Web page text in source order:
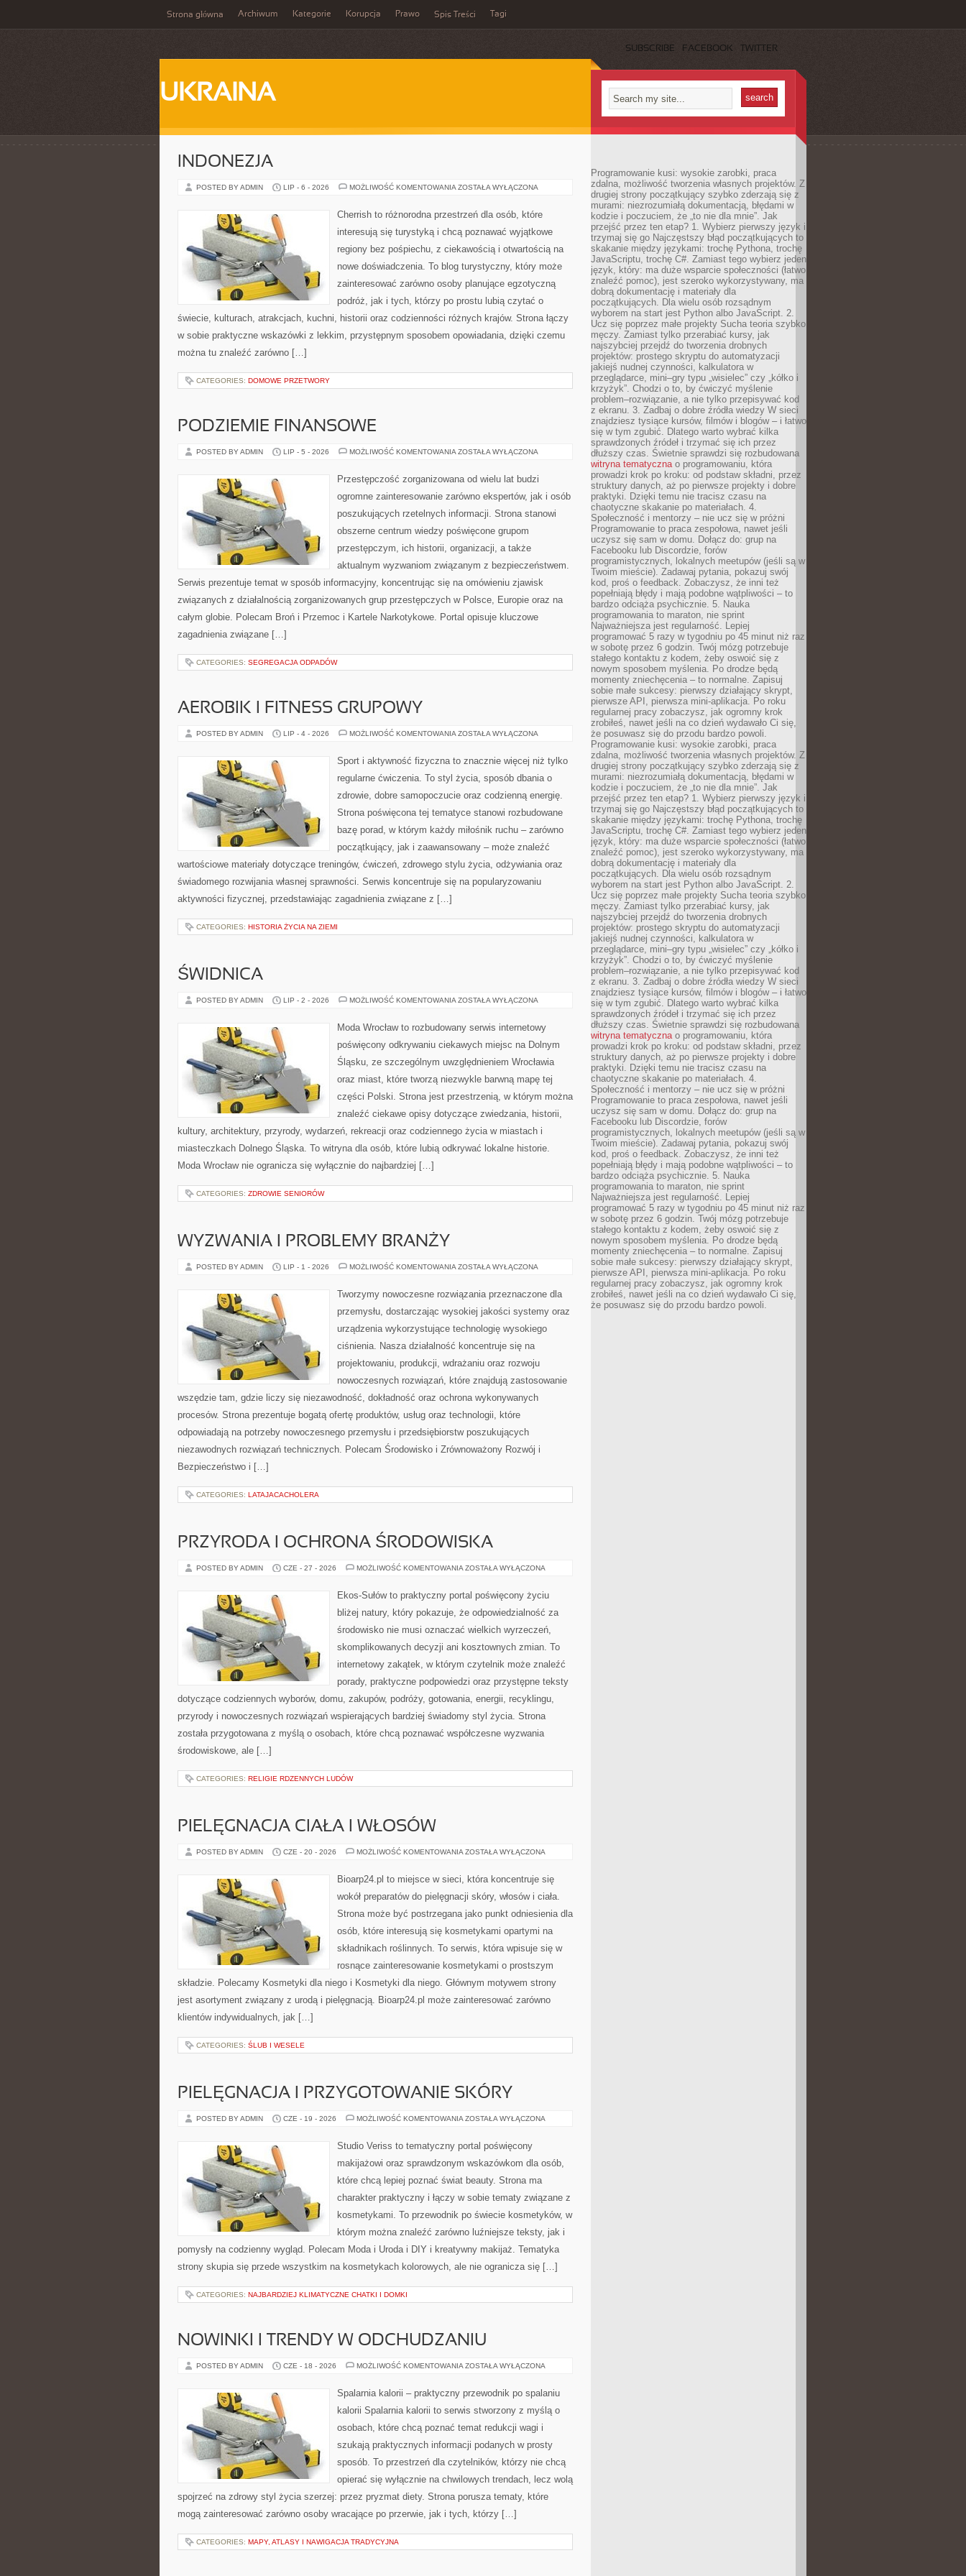
Strona główna Archiwum Kategorie Korupcja Prawo Spis Treści Tagi
SUBSCRIBE FACEBOOK TWITTER
UKRAINA
INDONEZJA
POSTED BY ADMIN LIP - 6 - 2026 MOŻLIWOŚĆ KOMENTOWANIA INDONEZJA
ZOSTAŁA WYŁĄCZONA
Cherrish to różnorodna przestrzeń dla osób, które
interesują się turystyką i chcą poznawać wyjątkowe
regiony bez pośpiechu, z ciekawością i otwartością na
nowe doświadczenia. To blog turystyczny, który może
zainteresować zarówno osoby planujące egzotyczną
podróż, jak i tych, którzy po prostu lubią czytać o
świecie, kulturach, atrakcjach, kuchni, historii oraz codzienności różnych krajów. Strona łączy
w sobie praktyczne wskazówki z lekkim, przystępnym sposobem opowiadania, dzięki czemu
można tu znaleźć zarówno […]
CATEGORIES: DOMOWE PRZETWORY
PODZIEMIE FINANSOWE
POSTED BY ADMIN LIP - 5 - 2026 MOŻLIWOŚĆ KOMENTOWANIA PODZIEMIE
ZOSTAŁA WYŁĄCZONA
Przestępczość zorganizowana od wielu lat budzi
ogromne zainteresowanie zarówno ekspertów, jak i osób
poszukujących rzetelnych informacji. Strona stanowi
obszerne centrum wiedzy poświęcone grupom
przestępczym, ich historii, organizacji, a także
aktualnym wyzwaniom związanym z bezpieczeństwem.
Serwis prezentuje temat w sposób informacyjny, koncentrując się na omówieniu zjawisk
związanych z działalnością zorganizowanych grup przestępczych w Polsce, Europie oraz na
całym globie. Polecam Broń i Przemoc i Kartele Narkotykowe. Portal opisuje kluczowe
zagadnienia związane […]
CATEGORIES: SEGREGACJA ODPADÓW
AEROBIK I FITNESS GRUPOWY
POSTED BY ADMIN LIP - 4 - 2026 MOŻLIWOŚĆ KOMENTOWANIA AEROBIK
GRUPOWY
ZOSTAŁA WYŁĄCZONA
Sport i aktywność fizyczna to znacznie więcej niż tylko
regularne ćwiczenia. To styl życia, sposób dbania o
zdrowie, dobre samopoczucie oraz codzienną energię.
Strona poświęcona tej tematyce stanowi rozbudowane
bazę porad, w którym każdy miłośnik ruchu – zarówno
początkujący, jak i zaawansowany – może znaleźć
wartościowe materiały dotyczące treningów, ćwiczeń, zdrowego stylu życia, odżywiania oraz
świadomego rozwijania własnej sprawności. Serwis koncentruje się na popularyzowaniu
aktywności fizycznej, przedstawiając zagadnienia związane z […]
CATEGORIES: HISTORIA ŻYCIA NA ZIEMI
ŚWIDNICA
POSTED BY ADMIN LIP - 2 - 2026 MOŻLIWOŚĆ KOMENTOWANIA ŚWIDNICA
ZOSTAŁA WYŁĄCZONA
Moda Wrocław to rozbudowany serwis internetowy
poświęcony odkrywaniu ciekawych miejsc na Dolnym
Śląsku, ze szczególnym uwzględnieniem Wrocławia
oraz miast, które tworzą niezwykle barwną mapę tej
części Polski. Strona jest przestrzenią, w którym można
znaleźć ciekawe opisy dotyczące zwiedzania, historii,
kultury, architektury, przyrody, wydarzeń, rekreacji oraz codziennego życia w miastach i
miasteczkach Dolnego Śląska. To witryna dla osób, które lubią odkrywać lokalne historie.
Moda Wrocław nie ogranicza się wyłącznie do najbardziej […]
CATEGORIES: ZDROWIE SENIORÓW
WYZWANIA I PROBLEMY BRANŻY
POSTED BY ADMIN LIP - 1 - 2026 MOŻLIWOŚĆ KOMENTOWANIA WYZWANIA
BRANŻY
ZOSTAŁA WYŁĄCZONA
Tworzymy nowoczesne rozwiązania przeznaczone dla
przemysłu, dostarczając wysokiej jakości systemy oraz
urządzenia wykorzystujące technologię wysokiego
ciśnienia. Nasza działalność koncentruje się na
projektowaniu, produkcji, wdrażaniu oraz rozwoju
nowoczesnych rozwiązań, które znajdują zastosowanie
wszędzie tam, gdzie liczy się niezawodność, dokładność oraz ochrona wykonywanych
procesów. Strona prezentuje bogatą ofertę produktów, usług oraz technologii, które
odpowiadają na potrzeby nowoczesnego przemysłu i przedsiębiorstw poszukujących
niezawodnych rozwiązań technicznych. Polecam Środowisko i Zrównoważony Rozwój i
Bezpieczeństwo i […]
CATEGORIES: LATAJACACHOLERA
PRZYRODA I OCHRONA ŚRODOWISKA
POSTED BY ADMIN CZE - 27 - 2026 MOŻLIWOŚĆ KOMENTOWANIA PRZYRODA
ŚRODOWISKA
ZOSTAŁA WYŁĄCZONA
Ekos-Sułów to praktyczny portal poświęcony życiu
bliżej natury, który pokazuje, że odpowiedzialność za
środowisko nie musi oznaczać wielkich wyrzeczeń,
skomplikowanych decyzji ani kosztownych zmian. To
internetowy zakątek, w którym czytelnik może znaleźć
porady, praktyczne podpowiedzi oraz przystępne teksty
dotyczące codziennych wyborów, domu, zakupów, podróży, gotowania, energii, recyklingu,
przyrody i nowoczesnych rozwiązań wspierających bardziej świadomy styl życia. Strona
została przygotowana z myślą o osobach, które chcą poznawać współczesne wyzwania
środowiskowe, ale […]
CATEGORIES: RELIGIE RDZENNYCH LUDÓW
PIELĘGNACJA CIAŁA I WŁOSÓW
POSTED BY ADMIN CZE - 20 - 2026 MOŻLIWOŚĆ KOMENTOWANIA PIELĘGNACJA
WŁOSÓW
ZOSTAŁA WYŁĄCZONA
Bioarp24.pl to miejsce w sieci, która koncentruje się
wokół preparatów do pielęgnacji skóry, włosów i ciała.
Strona może być postrzegana jako punkt odniesienia dla
osób, które interesują się kosmetykami opartymi na
składnikach roślinnych. To serwis, która wpisuje się w
rosnące zainteresowanie kosmetykami o prostszym
składzie. Polecamy Kosmetyki dla niego i Kosmetyki dla niego. Głównym motywem strony
jest asortyment związany z urodą i pielęgnacją. Bioarp24.pl może zainteresować zarówno
klientów indywidualnych, jak […]
CATEGORIES: ŚLUB I WESELE
PIELĘGNACJA I PRZYGOTOWANIE SKÓRY
POSTED BY ADMIN CZE - 19 - 2026 MOŻLIWOŚĆ KOMENTOWANIA PIELĘGNACJA
SKÓRY
ZOSTAŁA WYŁĄCZONA
Studio Veriss to tematyczny portal poświęcony
makijażowi oraz sprawdzonym wskazówkom dla osób,
które chcą lepiej poznać świat beauty. Strona ma
charakter praktyczny i łączy w sobie tematy związane z
kosmetykami. To przewodnik po świecie kosmetyków, w
którym można znaleźć zarówno luźniejsze teksty, jak i
pomysły na codzienny wygląd. Polecam Moda i Uroda i DIY i kreatywny makijaż. Tematyka
strony skupia się przede wszystkim na kosmetykach kolorowych, ale nie ogranicza się […]
CATEGORIES: NAJBARDZIEJ KLIMATYCZNE CHATKI I DOMKI
NOWINKI I TRENDY W ODCHUDZANIU
POSTED BY ADMIN CZE - 18 - 2026 MOŻLIWOŚĆ KOMENTOWANIA NOWINKI
ODCHUDZANIU
ZOSTAŁA WYŁĄCZONA
Spalarnia kalorii – praktyczny przewodnik po spalaniu
kalorii Spalarnia kalorii to serwis stworzony z myślą o
osobach, które chcą poznać temat redukcji wagi i
szukają praktycznych informacji podanych w prosty
sposób. To przestrzeń dla czytelników, którzy nie chcą
opierać się wyłącznie na chwilowych trendach, lecz wolą
spojrzeć na zdrowy styl życia szerzej: przez pryzmat diety. Strona porusza tematy, które
mogą zainteresować zarówno osoby wracające po przerwie, jak i tych, którzy […]
CATEGORIES: MAPY, ATLASY I NAWIGACJA TRADYCYJNA
Programowanie kusi: wysokie zarobki, praca
zdalna, możliwość tworzenia własnych projektów. Z
drugiej strony początkujący szybko zderzają się z
murami: niezrozumiałą dokumentacją, błędami w
kodzie i poczuciem, że „to nie dla mnie”. Jak
przejść przez ten etap? 1. Wybierz pierwszy język i
trzymaj się go Najczęstszy błąd początkujących to
skakanie między językami: trochę Pythona, trochę
JavaScriptu, trochę C#. Zamiast tego wybierz jeden
język, który: ma duże wsparcie społeczności (łatwo
znaleźć pomoc), jest szeroko wykorzystywany, ma
dobrą dokumentację i materiały dla
początkujących. Dla wielu osób rozsądnym
wyborem na start jest Python albo JavaScript. 2.
Ucz się poprzez małe projekty Sucha teoria szybko
męczy. Zamiast tylko przerabiać kursy, jak
najszybciej przejdź do tworzenia drobnych
projektów: prostego skryptu do automatyzacji
jakiejś nudnej czynności, kalkulatora w
przeglądarce, mini–gry typu „wisielec” czy „kółko i
krzyżyk”. Chodzi o to, by ćwiczyć myślenie
problem–rozwiązanie, a nie tylko przepisywać kod
z ekranu. 3. Zadbaj o dobre źródła wiedzy W sieci
znajdziesz tysiące kursów, filmów i blogów – i łatwo
się w tym zgubić. Dlatego warto wybrać kilka
sprawdzonych źródeł i trzymać się ich przez
dłuższy czas. Świetnie sprawdzi się rozbudowana
witryna tematycznao programowaniu, która
prowadzi krok po kroku: od podstaw składni, przez
struktury danych, aż po pierwsze projekty i dobre
praktyki. Dzięki temu nie tracisz czasu na
chaotyczne skakanie po materiałach. 4.
Społeczność i mentorzy – nie ucz się w próżni
Programowanie to praca zespołowa, nawet jeśli
uczysz się sam w domu. Dołącz do: grup na
Facebooku lub Discordzie, forów
programistycznych, lokalnych meetupów (jeśli są w
Twoim mieście). Zadawaj pytania, pokazuj swój
kod, proś o feedback. Zobaczysz, że inni też
popełniają błędy i mają podobne wątpliwości – to
bardzo odciąża psychicznie. 5. Nauka
programowania to maraton, nie sprint
Najważniejsza jest regularność. Lepiej
programować 5 razy w tygodniu po 45 minut niż raz
w sobotę przez 6 godzin. Twój mózg potrzebuje
stałego kontaktu z kodem, żeby oswoić się z
nowym sposobem myślenia. Po drodze będą
momenty zniechęcenia – to normalne. Zapisuj
sobie małe sukcesy: pierwszy działający skrypt,
pierwsze API, pierwsza mini-aplikacja. Po roku
regularnej pracy zobaczysz, jak ogromny krok
zrobiłeś, nawet jeśli na co dzień wydawało Ci się,
że posuwasz się do przodu bardzo powoli.
Programowanie kusi: wysokie zarobki, praca
zdalna, możliwość tworzenia własnych projektów. Z
drugiej strony początkujący szybko zderzają się z
murami: niezrozumiałą dokumentacją, błędami w
kodzie i poczuciem, że „to nie dla mnie”. Jak
przejść przez ten etap? 1. Wybierz pierwszy język i
trzymaj się go Najczęstszy błąd początkujących to
skakanie między językami: trochę Pythona, trochę
JavaScriptu, trochę C#. Zamiast tego wybierz jeden
język, który: ma duże wsparcie społeczności (łatwo
znaleźć pomoc), jest szeroko wykorzystywany, ma
dobrą dokumentację i materiały dla
początkujących. Dla wielu osób rozsądnym
wyborem na start jest Python albo JavaScript. 2.
Ucz się poprzez małe projekty Sucha teoria szybko
męczy. Zamiast tylko przerabiać kursy, jak
najszybciej przejdź do tworzenia drobnych
projektów: prostego skryptu do automatyzacji
jakiejś nudnej czynności, kalkulatora w
przeglądarce, mini–gry typu „wisielec” czy „kółko i
krzyżyk”. Chodzi o to, by ćwiczyć myślenie
problem–rozwiązanie, a nie tylko przepisywać kod
z ekranu. 3. Zadbaj o dobre źródła wiedzy W sieci
znajdziesz tysiące kursów, filmów i blogów – i łatwo
się w tym zgubić. Dlatego warto wybrać kilka
sprawdzonych źródeł i trzymać się ich przez
dłuższy czas. Świetnie sprawdzi się rozbudowana
witryna tematycznao programowaniu, która
prowadzi krok po kroku: od podstaw składni, przez
struktury danych, aż po pierwsze projekty i dobre
praktyki. Dzięki temu nie tracisz czasu na
chaotyczne skakanie po materiałach. 4.
Społeczność i mentorzy – nie ucz się w próżni
Programowanie to praca zespołowa, nawet jeśli
uczysz się sam w domu. Dołącz do: grup na
Facebooku lub Discordzie, forów
programistycznych, lokalnych meetupów (jeśli są w
Twoim mieście). Zadawaj pytania, pokazuj swój
kod, proś o feedback. Zobaczysz, że inni też
popełniają błędy i mają podobne wątpliwości – to
bardzo odciąża psychicznie. 5. Nauka
programowania to maraton, nie sprint
Najważniejsza jest regularność. Lepiej
programować 5 razy w tygodniu po 45 minut niż raz
w sobotę przez 6 godzin. Twój mózg potrzebuje
stałego kontaktu z kodem, żeby oswoić się z
nowym sposobem myślenia. Po drodze będą
momenty zniechęcenia – to normalne. Zapisuj
sobie małe sukcesy: pierwszy działający skrypt,
pierwsze API, pierwsza mini-aplikacja. Po roku
regularnej pracy zobaczysz, jak ogromny krok
zrobiłeś, nawet jeśli na co dzień wydawało Ci się,
że posuwasz się do przodu bardzo powoli.